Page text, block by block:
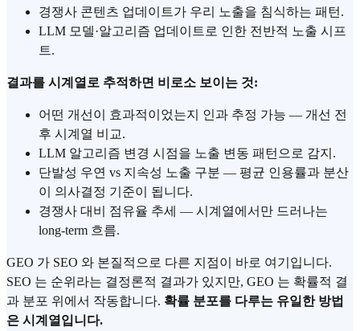
경쟁사 콘텐츠 업데이트가 우리 노출을 침식하는 패턴.
LLM 모델·알고리즘 업데이트로 인한 전반적 노출 시프
트.
결과를 시계열로 추적하면 비로소 보이는 것:
어떤 개선이 효과적이었는지 인과 추정 가능 — 개선 전
후 시계열 비교.
LLM 알고리즘 변경 시점을 노출 변동 패턴으로 감지.
단발성 우연 vs 지속성 노출 구분 — 평균 인용률과 분산
이 의사결정 기준이 됩니다.
경쟁사 대비 점유율 추세 — 시계열에서만 드러나는
long-term 흐름.
GEO 가 SEO 와 본질적으로 다른 지점이 바로 여기입니다.
SEO 는 순위라는 결정론적 결과가 있지만, GEO 는 확률적 결
과 분포 위에서 작동합니다. 확률 분포를 다루는 유일한 방법
은 시계열입니다.